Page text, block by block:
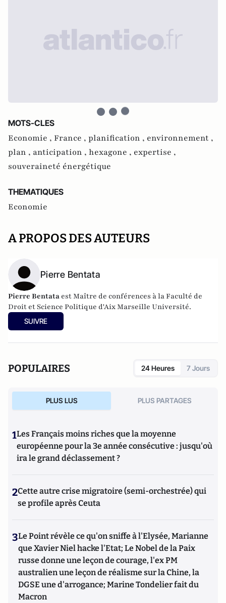
MOTS-CLES
Economie , France , planification , environnement ,
plan , anticipation , hexagone , expertise ,
souveraineté énergétique
THEMATIQUES
Economie
A PROPOS DES AUTEURS
Pierre Bentata
Pierre Bentata est Maître de conférences à la Faculté de
Droit et Science Politique d'Aix Marseille Université.
SUIVRE
POPULAIRES 24 Heures 7 Jours
PLUS LUS PLUS PARTAGES
1Les Français moins riches que la moyenne
européenne pour la 3e année consécutive : jusqu'où
ira le grand déclassement ?
2Cette autre crise migratoire (semi-orchestrée) qui
se profile après Ceuta
3Le Point révèle ce qu'on sniffe à l'Elysée, Marianne
que Xavier Niel hacke l'Etat; Le Nobel de la Paix
russe donne une leçon de courage, l'ex PM
australien une leçon de réalisme sur la Chine, la
DGSE une d'arrogance; Marine Tondelier fait du
Macron